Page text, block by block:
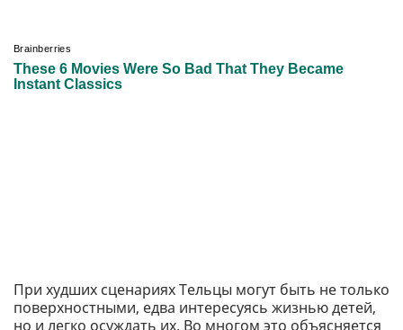
При худших сценариях Тельцы могут быть не только
поверхностными, едва интересуясь жизнью детей,
но и легко осуждать их. Во многом это объясняется